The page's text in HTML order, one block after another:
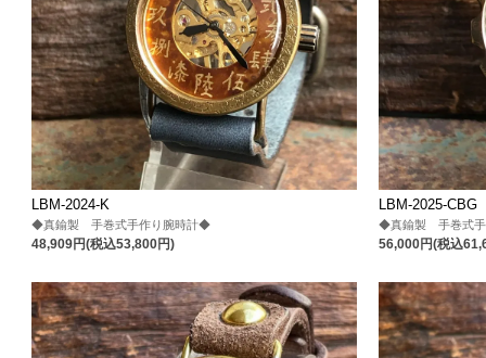
LBM-2024-K
◆真鍮製 手巻式手作り腕時計◆
48,909円(税込53,800円)
LBM-2025-CBG
◆真鍮製 手巻式
56,000円(税込